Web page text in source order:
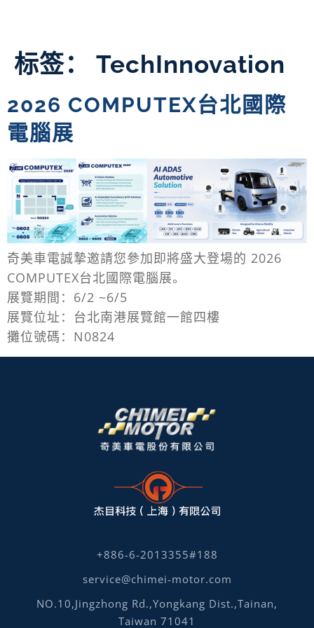
标签： TechInnovation
2026 COMPUTEX台北國際
電腦展
奇美車電誠摯邀請您參加即將盛大登場的 2026
COMPUTEX台北國際電腦展。
展覽期間：6/2 ~6/5
展覽位址：台北南港展覽館一館四樓
攤位號碼：N0824
+886-6-2013355#188
service@chimei-motor.com
NO.10,Jingzhong Rd.,Yongkang Dist.,Tainan,
Taiwan 71041